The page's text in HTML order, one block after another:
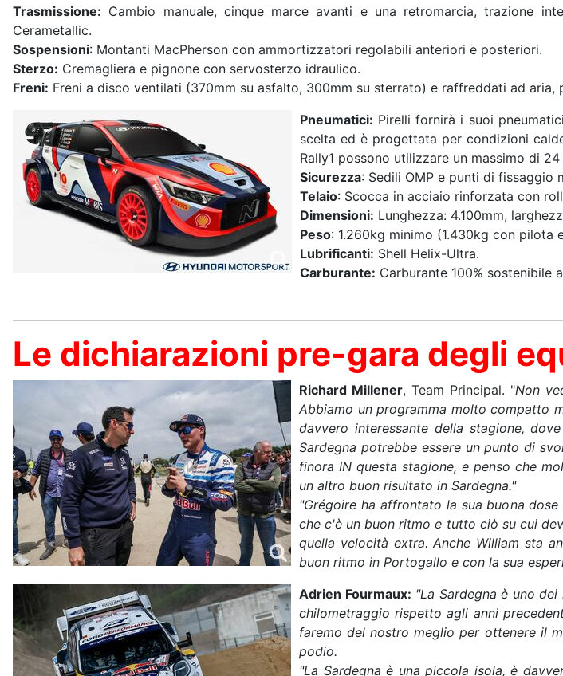
Trasmissione: Cambio manuale, cinque marce avanti e una retromarcia, trazione
Cerametallic.
Sospensioni: Montanti MacPherson con ammortizzatori regolabili anteriori e posteriori.
Sterzo: Cremagliera e pignone con servosterzo idraulico.
Freni: Freni a disco ventilati (370mm su asfalto, 300mm su sterrato) e raffreddati ad
Pneumatici: Pirelli fornirà i suoi
scelta ed è progettata per condizioni
Rally1 possono utilizzare un massimo di
Sicurezza: Sedili OMP e punti di fissaggio
Telaio: Scocca in acciaio rinforzata con
Dimensioni: Lunghezza: 4.100mm,
Peso: 1.260kg minimo (1.430kg con pilota
Lubrificanti: Shell Helix-Ultra.
Carburante: Carburante 100% sostenibile
Le dichiarazioni pre-gara degli
Richard Millener, Team Principal. "Non
Abbiamo un programma molto compatto
davvero interessante della stagione,
Sardegna potrebbe essere un punto di
finora IN questa stagione, e penso che
un altro buon risultato in Sardegna."
"Grégoire ha affrontato la sua buona
che c'è un buon ritmo e tutto ciò su cui
quella velocità extra. Anche William sta
buon ritmo in Portogallo e con la sua
Adrien Fourmaux: "La Sardegna è uno
chilometraggio rispetto agli anni
faremo del nostro meglio per ottenere il
podio.
"La Sardegna è una piccola isola, è